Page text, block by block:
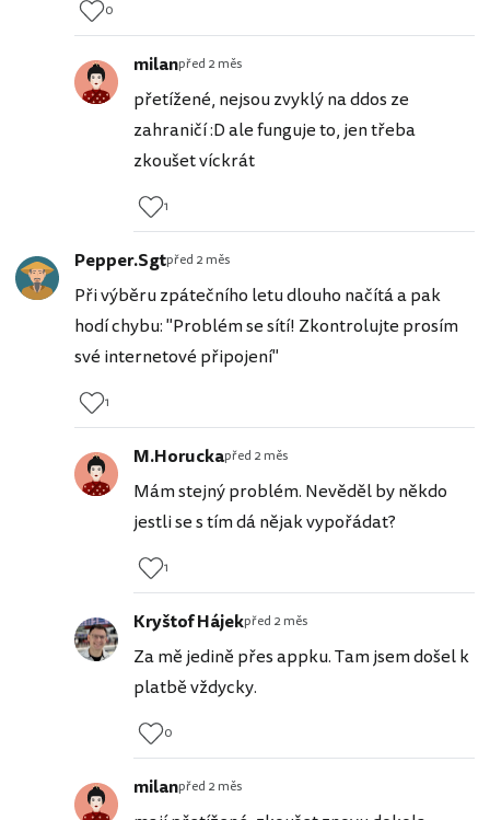
0
milanpřed 2 měs
přetížené, nejsou zvyklý na ddos ze
zahraničí :D ale funguje to, jen třeba
zkoušet víckrát
1
Pepper.Sgtpřed 2 měs
Při výběru zpátečního letu dlouho načítá a pak
hodí chybu: "Problém se sítí! Zkontrolujte prosím
své internetové připojení"
1
M.Horuckapřed 2 měs
Mám stejný problém. Nevěděl by někdo
jestli se s tím dá nějak vypořádat?
1
Kryštof Hájekpřed 2 měs
Za mě jedině přes appku. Tam jsem došel k
platbě vždycky.
0
milanpřed 2 měs